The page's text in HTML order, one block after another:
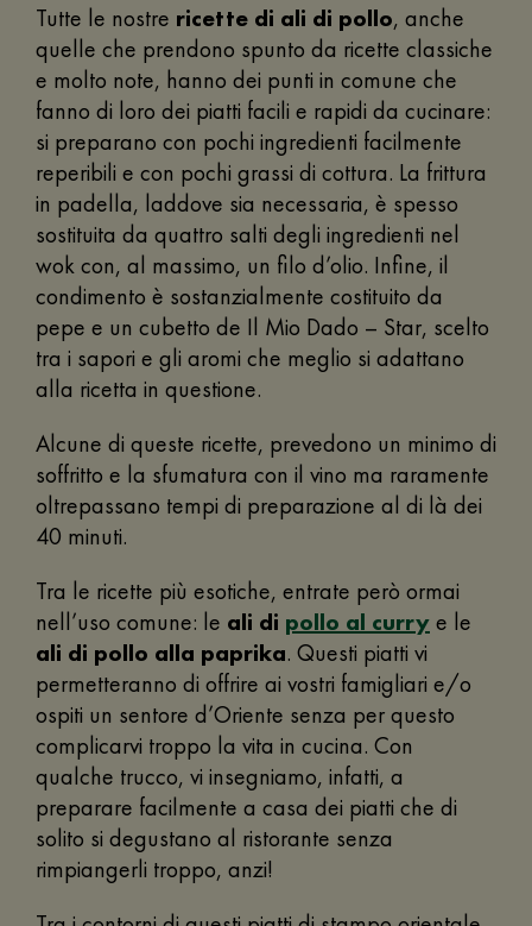
Tutte le nostre ricette di ali di pollo, anche
quelle che prendono spunto da ricette classiche
e molto note, hanno dei punti in comune che
fanno di loro dei piatti facili e rapidi da cucinare:
si preparano con pochi ingredienti facilmente
reperibili e con pochi grassi di cottura. La frittura
in padella, laddove sia necessaria, è spesso
sostituita da quattro salti degli ingredienti nel
wok con, al massimo, un filo d’olio. Infine, il
condimento è sostanzialmente costituito da
pepe e un cubetto de Il Mio Dado – Star, scelto
tra i sapori e gli aromi che meglio si adattano
alla ricetta in questione.
Alcune di queste ricette, prevedono un minimo di
soffritto e la sfumatura con il vino ma raramente
oltrepassano tempi di preparazione al di là dei
40 minuti.
Tra le ricette più esotiche, entrate però ormai
nell’uso comune: le ali di pollo al currye le
ali di pollo alla paprika. Questi piatti vi
permetteranno di offrire ai vostri famigliari e/o
ospiti un sentore d’Oriente senza per questo
complicarvi troppo la vita in cucina. Con
qualche trucco, vi insegniamo, infatti, a
preparare facilmente a casa dei piatti che di
solito si degustano al ristorante senza
rimpiangerli troppo, anzi!